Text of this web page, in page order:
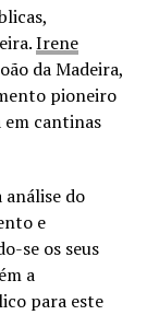
Irene
da Madeira,
pioneiro
em cantinas
análise do
e
se os seus
a
para este